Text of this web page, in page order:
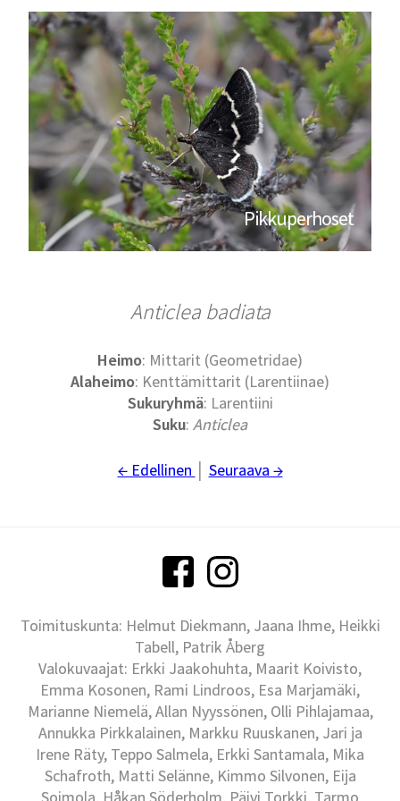
Pikkuperhoset
Anticlea badiata
Heimo: Mittarit (Geometridae)
Alaheimo: Kenttämittarit (Larentiinae)
Sukuryhmä: Larentiini
Suku: Anticlea
← Edellinen Seuraava →
Toimituskunta: Helmut Diekmann, Jaana Ihme, Heikki
Tabell, Patrik Åberg
Valokuvaajat: Erkki Jaakohuhta, Maarit Koivisto,
Emma Kosonen, Rami Lindroos, Esa Marjamäki,
Marianne Niemelä, Allan Nyyssönen, Olli Pihlajamaa,
Annukka Pirkkalainen, Markku Ruuskanen, Jari ja
Irene Räty, Teppo Salmela, Erkki Santamala, Mika
Schafroth, Matti Selänne, Kimmo Silvonen, Eija